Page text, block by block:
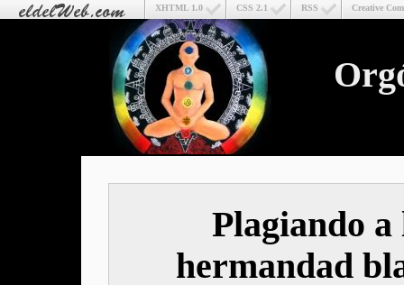
Creative
RSS
CSS 2.1
XHTML 1.0
Plagiando a
hermandad